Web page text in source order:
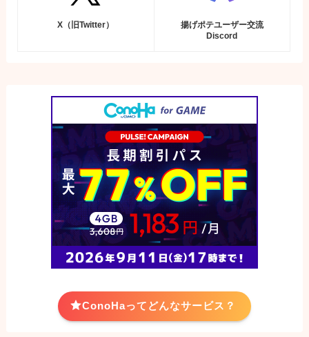
X（旧Twitter）
揚げポテユーザー交流
Discord
ConoHaってどんなサービス？